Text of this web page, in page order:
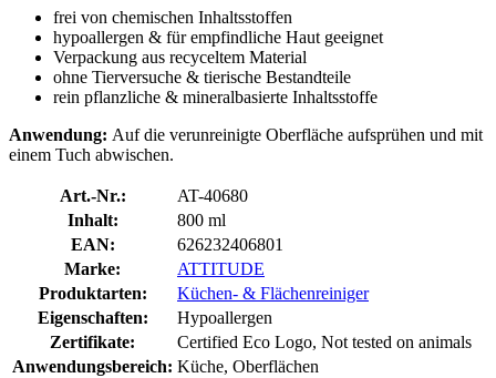
frei von chemischen Inhaltsstoffen
hypoallergen & für empfindliche Haut geeignet
Verpackung aus recyceltem Material
ohne Tierversuche & tierische Bestandteile
rein pflanzliche & mineralbasierte Inhaltsstoffe
Anwendung: Auf die verunreinigte Oberfläche aufsprühen und mit
einem Tuch abwischen.
Art.-Nr.:
AT-40680
Inhalt:
800 ml
EAN:
626232406801
Marke:
ATTITUDE
Produktarten:
Küchen- & Flächenreiniger
Eigenschaften:
Hypoallergen
Zertifikate:
Certified Eco Logo, Not tested on animals
Anwendungsbereich: Küche, Oberflächen